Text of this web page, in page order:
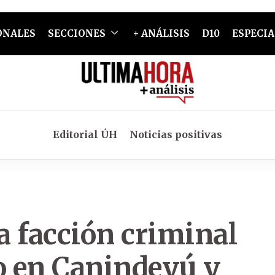
SECCIONES + ANÁLISIS D10
Editorial ÚH Noticias positivas
facción criminal
en Canindeyú y